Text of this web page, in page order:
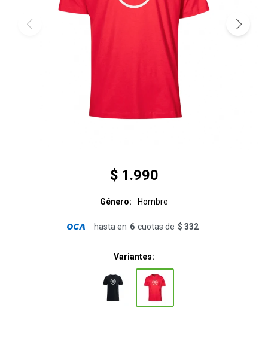
$ 1.990
Género Hombre
hasta en 6 cuotas de $ 332
Variantes: